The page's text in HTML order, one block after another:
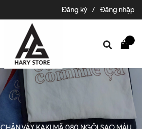
Đăng ký / Đăng nhập